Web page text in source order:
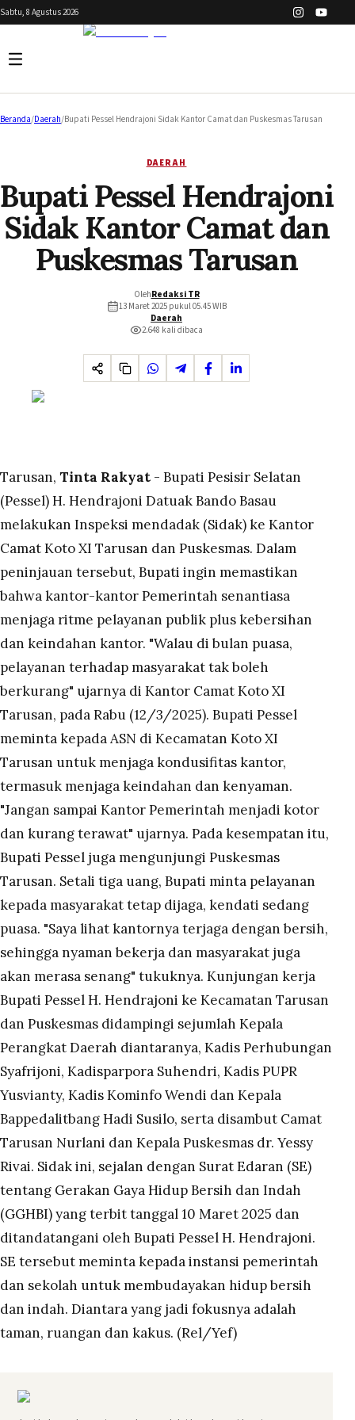
Sabtu, 8 Agustus 2026
Beranda/Daerah/Bupati Pessel Hendrajoni Sidak Kantor Camat dan Puskesmas Tarusan
DAERAH
Bupati Pessel Hendrajoni
Sidak Kantor Camat dan
Puskesmas Tarusan
OlehRedaksi TR
13 Maret 2025 pukul 05.45WIB
Daerah
2.648 kali dibaca
Tarusan, Tinta Rakyat - Bupati Pesisir Selatan
(Pessel) H. Hendrajoni Datuak Bando Basau
melakukan Inspeksi mendadak (Sidak) ke Kantor
Camat Koto XI Tarusan dan Puskesmas. Dalam
peninjauan tersebut, Bupati ingin memastikan
bahwa kantor-kantor Pemerintah senantiasa
menjaga ritme pelayanan publik plus kebersihan
dan keindahan kantor. "Walau di bulan puasa,
pelayanan terhadap masyarakat tak boleh
berkurang" ujarnya di Kantor Camat Koto XI
Tarusan, pada Rabu (12/3/2025). Bupati Pessel
meminta kepada ASN di Kecamatan Koto XI
Tarusan untuk menjaga kondusifitas kantor,
termasuk menjaga keindahan dan kenyaman.
"Jangan sampai Kantor Pemerintah menjadi kotor
dan kurang terawat" ujarnya. Pada kesempatan itu,
Bupati Pessel juga mengunjungi Puskesmas
Tarusan. Setali tiga uang, Bupati minta pelayanan
kepada masyarakat tetap dijaga, kendati sedang
puasa. "Saya lihat kantornya terjaga dengan bersih,
sehingga nyaman bekerja dan masyarakat juga
akan merasa senang" tukuknya. Kunjungan kerja
Bupati Pessel H. Hendrajoni ke Kecamatan Tarusan
dan Puskesmas didampingi sejumlah Kepala
Perangkat Daerah diantaranya, Kadis Perhubungan
Syafrijoni, Kadisparpora Suhendri, Kadis PUPR
Yusvianty, Kadis Kominfo Wendi dan Kepala
Bappedalitbang Hadi Susilo, serta disambut Camat
Tarusan Nurlani dan Kepala Puskesmas dr. Yessy
Rivai. Sidak ini, sejalan dengan Surat Edaran (SE)
tentang Gerakan Gaya Hidup Bersih dan Indah
(GGHBI) yang terbit tanggal 10 Maret 2025 dan
ditandatangani oleh Bupati Pessel H. Hendrajoni.
SE tersebut meminta kepada instansi pemerintah
dan sekolah untuk membudayakan hidup bersih
dan indah. Diantara yang jadi fokusnya adalah
taman, ruangan dan kakus. (Rel/Yef)